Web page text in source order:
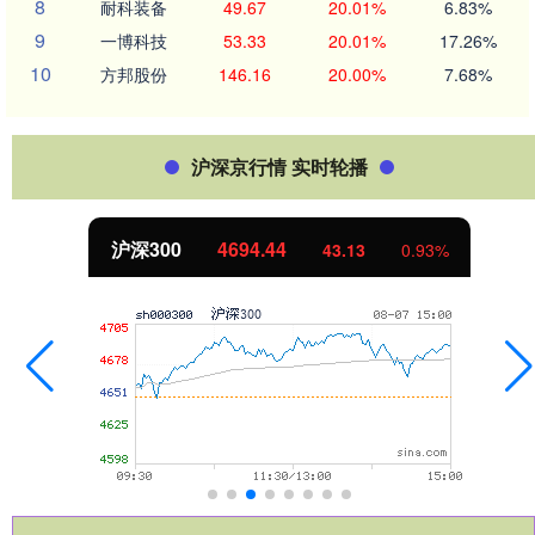
8 耐科装备 49.67 20.01% 6.83%
9 一博科技 53.33 20.01% 17.26%
10 方邦股份 146.16 20.00% 7.68%
沪深京行情 实时轮播
沪深300 4694.44 43.13 0.93%